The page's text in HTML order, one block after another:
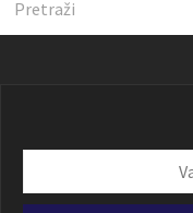
email